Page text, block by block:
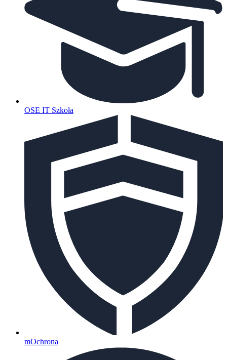
OSE IT Szkoła
mOchrona